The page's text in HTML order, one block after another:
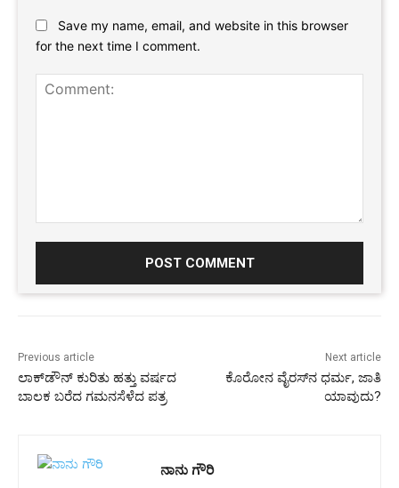
Save my name, email, and website in this browser
for the next time I comment.
Previous article
ಲಾಕ್‌ಡೌನ್‌ ಕುರಿತು ಹತ್ತು ವರ್ಷದ
ಬಾಲಕ ಬರೆದ ಗಮನಸೆಳೆದ ಪತ್ರ
Next article
ಕೊರೋನ ವೈರಸ್‌ನ ಧರ್ಮ, ಜಾತಿ
ಯಾವುದು?
ನಾನು ಗೌರಿ